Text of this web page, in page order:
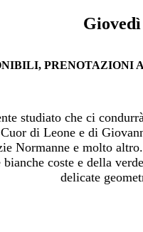
PRENOTAZIONI
studiato che ci
di Leone e di
Normanne e molto
coste e della
delicate